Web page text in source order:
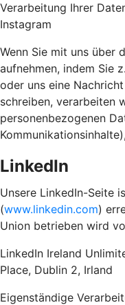
Verarbeitung Ihrer
Instagram
Wenn Sie mit uns über
aufnehmen, indem Sie
oder uns eine
schreiben, verarbeiten
personenbezogenen
LinkedIn
Unsere LinkedIn-Seite
(www.linkedin.com)
Union betrieben wird
LinkedIn Ireland
Place, Dublin 2, Irland
Eigenständige